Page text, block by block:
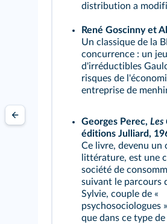
distribution a
René Goscinny et
Un classique de la
concurrence : un
d'irréductibles
risques de
entreprise de
Georges Perec, Les
éditions Julliard,
Ce livre, devenu un
littérature, est une
société de
suivant le parcours
Sylvie, couple de «
psychosociologues
que dans ce type